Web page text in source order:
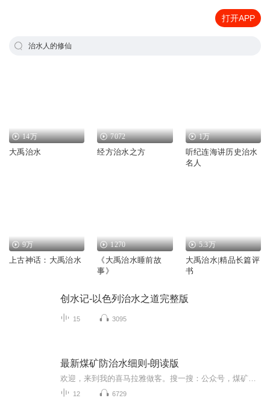
打开APP
治水人的修仙
14万
大禹治水
7072
经方治水之方
1万
听纪连海讲历史治水
名人
9万
上古神话：大禹治水
1270
《大禹治水睡前故
事》
5.3万
大禹治水|精品长篇评
书
创水记-以色列治水之道完整版
15 3095
最新煤矿防治水细则-朗读版
12 6729